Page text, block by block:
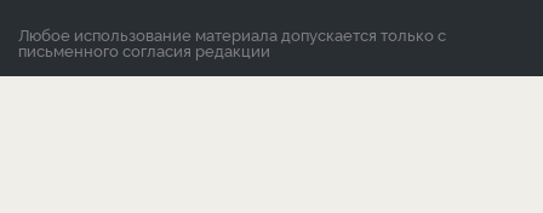
Любое использование материала допускается только с
письменного согласия редакции